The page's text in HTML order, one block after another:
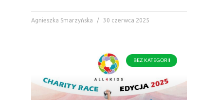
Agnieszka Smarzyńska 30 czerwca 2025
BEZ KATEGORII